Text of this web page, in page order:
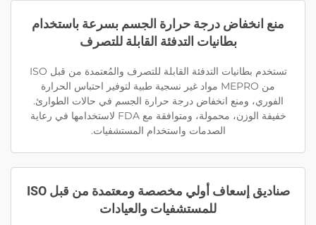
منع انخفاض درجة حرارة الجسم بسرعة باستخدام
بطانيات التدفئة القابلة للتصرف
تستخدم بطانيات التدفئة القابلة للتصرف والمُعتمدة من قبل ISO
من MEPRO مواد غير نسجية طبية لتوفير احتباس الحرارة
الفوري، ومنع انخفاض درجة حرارة الجسم في حالات الطوارئ.
خفيفة الوزن، محمولة، ومتوافقة مع FDA لاستخدامها في رعاية
الصدمات واستخدام المستشفيات.
صناديق إسعاف أولي مخصصة ومعتمدة من قبل ISO
للمستشفيات والعيادات